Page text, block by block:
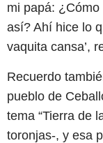
mi papá:
así? Ahí hice lo
vaquita cansa’,
Recuerdo
pueblo de
tema “Tierra de
toronjas-, y esa